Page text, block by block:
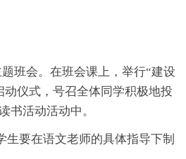
班会。在班会课上，举行“建设
动仪式，号召全体同学积极地投
书活动活动中。
生要在语文老师的具体指导下制